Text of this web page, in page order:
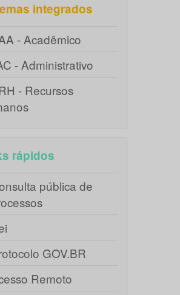
integrados
- Acadêmico
- Administrativo
- Recursos
rápidos
pública de
GOV.BR
Remoto